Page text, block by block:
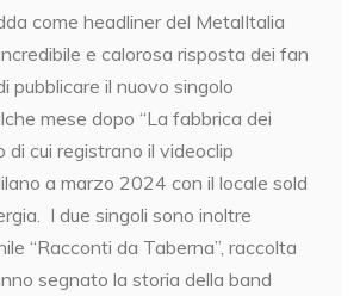
come headliner del MetalItalia
e calorosa risposta dei fan
pubblicare il nuovo singolo
mese dopo “La fabbrica dei
di cui registrano il videoclip
a marzo 2024 con il locale sold
I due singoli sono inoltre
“Racconti da Taberna”, raccolta
segnato la storia della band